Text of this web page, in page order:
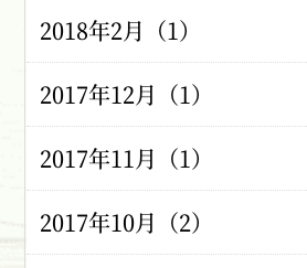
2018年2月（1）
2017年12月（1）
2017年11月（1）
2017年10月（2）